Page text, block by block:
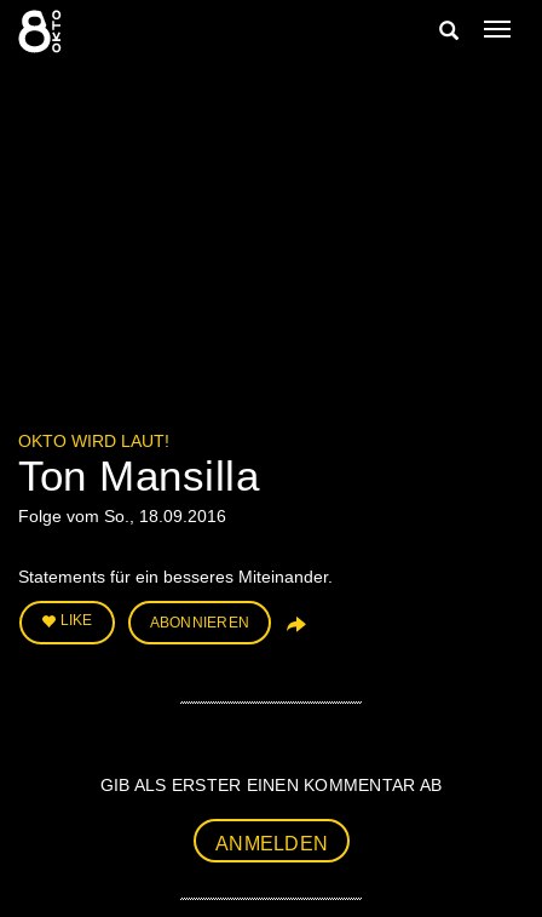
Zum
Inhalt
springen
Suche
OKTO WIRD LAUT!
Ton Mansilla
Folge vom So., 18.09.2016
Statements für ein besseres Miteinander.
LIKE ABONNIEREN
GIB ALS ERSTER EINEN KOMMENTAR AB
ANMELDEN